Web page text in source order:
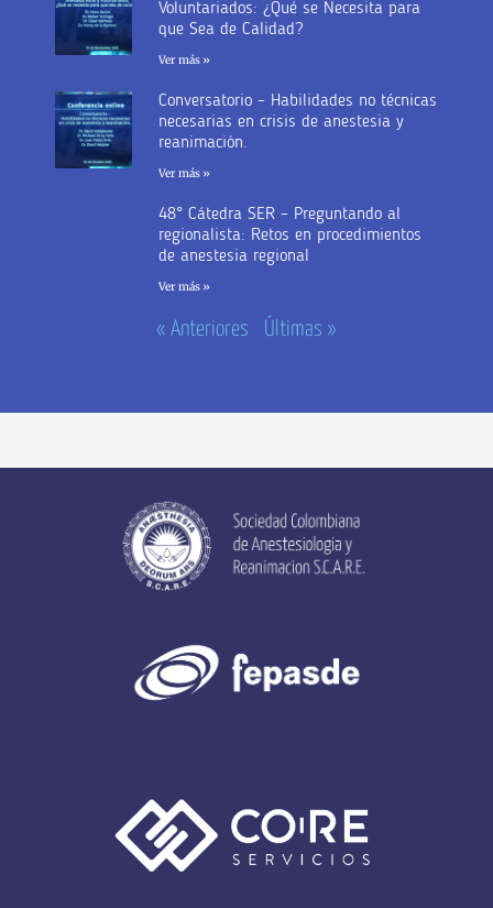
Voluntariados: ¿Qué se Necesita para
que Sea de Calidad?
Ver más »
Conversatorio – Habilidades no técnicas
necesarias en crisis de anestesia y
reanimación.
Ver más »
48° Cátedra SER – Preguntando al
regionalista: Retos en procedimientos
de anestesia regional
Ver más »
« Anteriores Últimas »